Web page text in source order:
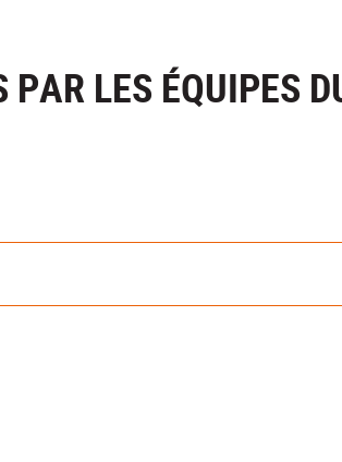
LES ÉQUIPES